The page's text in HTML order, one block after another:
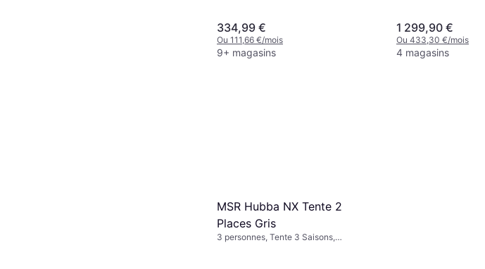
334,99 €
Ou 111,66 €/mois
9+ magasins
1 299,90 €
Ou 433,30 €/mois
4 magasins
MSR Hubba NX Tente 2
Places Gris
3 personnes, Tente 3 Saisons,